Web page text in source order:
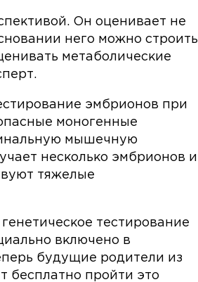
Он оценивает не
него можно строить
метаболические
эмбрионов при
моногенные
мышечную
несколько эмбрионов и
тяжелые
тестирование
включено в
будущие родители из
бесплатно пройти это